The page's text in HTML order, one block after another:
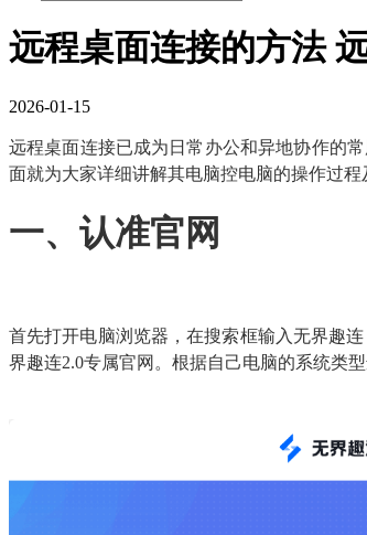
远程桌面连接的方法
2026-01-15
远程桌面连接已成为日常办公和异地协作的
面就为大家详细讲解其电脑控电脑的操作过程
一、认准官网
首先打开电脑浏览器，在搜索框输入无界趣
界趣连2.0专属官网。根据自己电脑的系统类